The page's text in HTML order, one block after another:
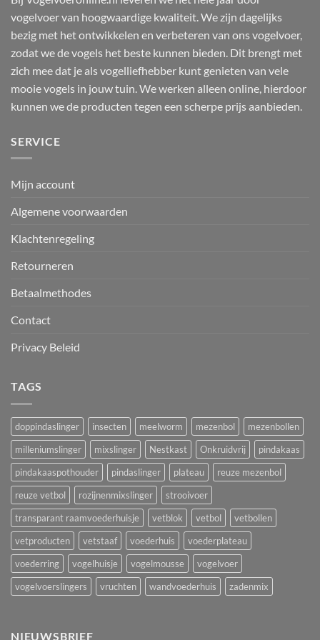
vogelvoer van hoogwaardige kwaliteit. We zijn dagelijks
bezig met het ontwikkelen en verbeteren van ons vogelvoer,
zodat we de vogels het beste kunnen bieden. Dit brengt met
zich mee dat je als vogelliefhebber kunt genieten van vele
mooie vogels in jouw tuin. We werken alleen online, hierdoor
kunnen we de producten tegen een scherpe prijs aanbieden.
SERVICE
Mijn account
Algemene voorwaarden
Klachtenregeling
Retourneren
Betaalmethodes
Contact
Privacy Beleid
TAGS
doppindaslinger insecten meelworm mezenbol
mezenbollen
milleniumslinger
mixslinger Nestkast Onkruidvrij
pindakaas
pindakaaspothouder
pindaslinger plateau
reuze mezenbol
reuze vetbol
rozijnenmixslinger
strooivoer
transparant raamvoederhuisje
vetblok vetbol
vetbollen
vetproducten
vetstaaf voederhuis
voederplateau
voederring
vogelhuisje vogelmousse
vogelvoer
vogelvoerslingers
vruchten wandvoederhuis zadenmix
NIEUWSBRIEF